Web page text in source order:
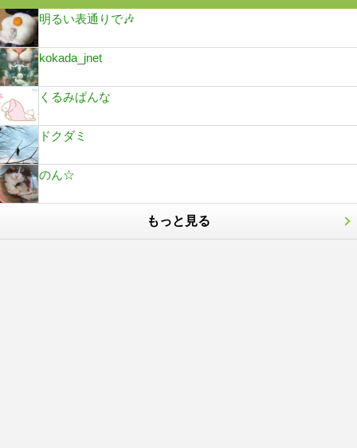
明るい表通りで🎶
kokada_jnet
くるみぱんな
ドクダミ
のん☆
もっと見る